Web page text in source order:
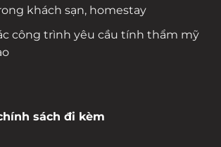
khách sạn, homestay
công trình yêu cầu tính thẩm mỹ
sách đi kèm